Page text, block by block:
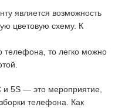
является возможность
цветовую схему. К
телефона, то легко можно
и 5S — это мероприятие,
телефона. Как